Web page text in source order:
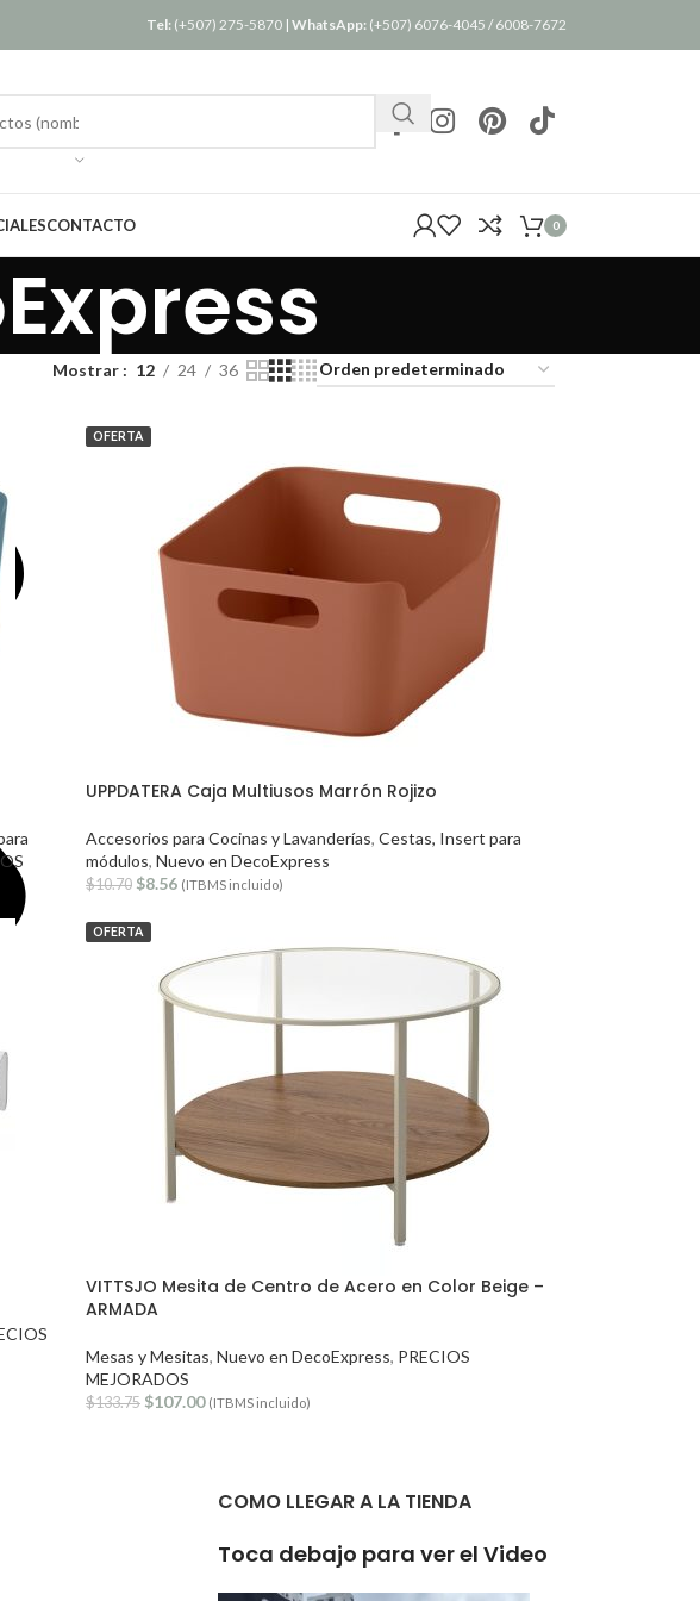
Tel: (+507) 275-5870 | WhatsApp: (+507) 6076-4045 /6008-7672
CONTACTO 0
Mostrar 12 24 36
OFERTA
UPPDATERA Caja Multiusos Marrón Rojizo
Accesorios para Cocinas y Lavanderías, Cestas, Insert para
módulos, Nuevo en DecoExpress
$10.70 $8.56 (ITBMS incluido)
OFERTA
VITTSJO Mesita de Centro de Acero en Color Beige –
ARMADA
Mesas y Mesitas, Nuevo en DecoExpress, PRECIOS
MEJORADOS
$133.75 $107.00 (ITBMS incluido)
COMO LLEGAR A LA TIENDA
Toca debajo para ver el Video